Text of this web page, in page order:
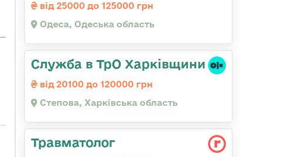
від 25000 до 125000 грн
Одеса, Одеська область
Служба в ТрО Харківщини
від 20100 до 120000 грн
Степова, Харківська область
Травматолог